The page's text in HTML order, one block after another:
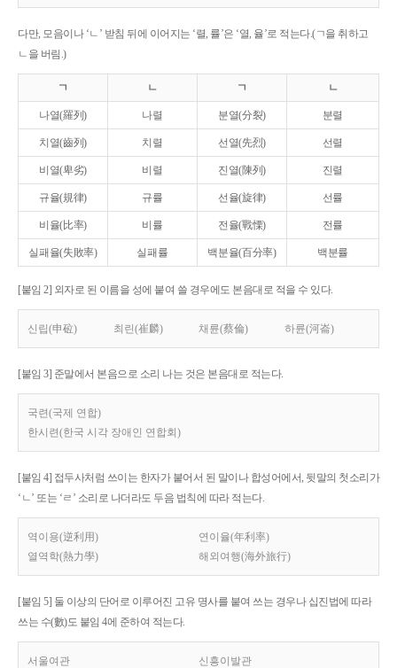
다만, 모음이나 ‘ㄴ’ 받침 뒤에 이어지는 ‘렬, 률’은 ‘열, 율’로 적는다.(ㄱ을 취하고
ㄴ을 버림.)
ㄱ ㄴ ㄱ ㄴ
나열(羅列) 나렬 분열(分裂) 분렬
치열(齒列) 치렬 선열(先烈) 선렬
비열(卑劣) 비렬 진열(陳列) 진렬
규율(規律) 규률 선율(旋律) 선률
비율(比率) 비률 전율(戰慄) 전률
실패율(失敗率) 실패률 백분율(百分率) 백분률
[붙임 2] 외자로 된 이름을 성에 붙여 쓸 경우에도 본음대로 적을 수 있다.
신립(申砬) 최린(崔麟) 채륜(蔡倫) 하륜(河崙)
[붙임 3] 준말에서 본음으로 소리 나는 것은 본음대로 적는다.
국련(국제 연합)
한시련(한국 시각 장애인 연합회)
[붙임 4] 접두사처럼 쓰이는 한자가 붙어서 된 말이나 합성어에서, 뒷말의 첫소리가
‘ㄴ’ 또는 ‘ㄹ’ 소리로 나더라도 두음 법칙에 따라 적는다.
역이용(逆利用)
연이율(年利率)
열역학(熱力學)
해외여행(海外旅行)
[붙임 5] 둘 이상의 단어로 이루어진 고유 명사를 붙여 쓰는 경우나 십진법에 따라
쓰는 수(數)도 붙임 4에 준하여 적는다.
서울여관 신흥이발관